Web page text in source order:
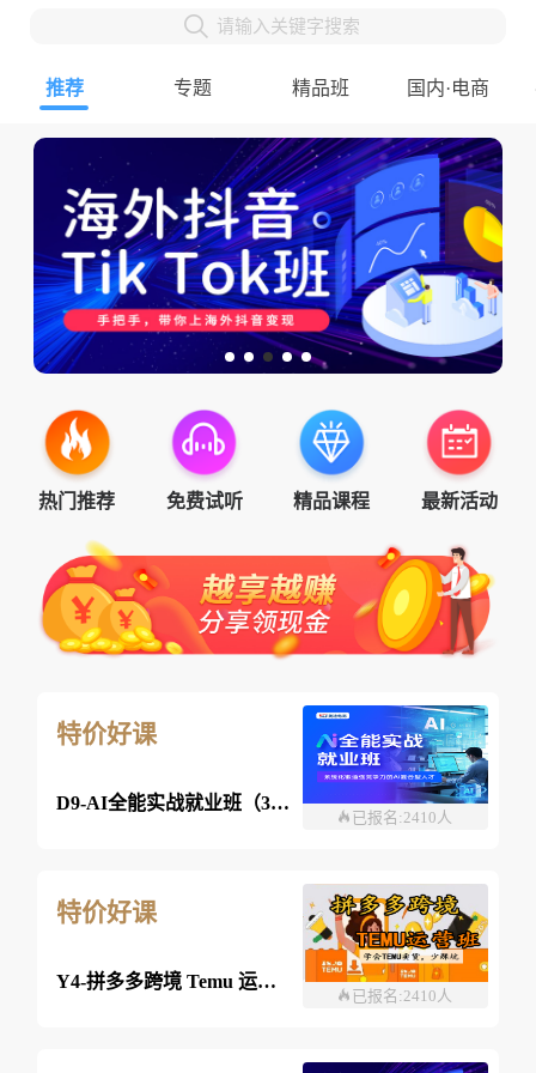
请输入关键字搜索
推荐 专题 精品班 国内·电商
热门推荐 免费试听 精品课程 最新活动
特价好课
D9-AI全能实战就业班（360课时）
已报名:2410人
特价好课
Y4-拼多多跨境 Temu 运营班-26年08月08日（双师）
已报名:2410人